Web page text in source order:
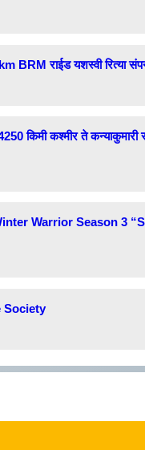
BRM राईड यशस्वी रित्या
किमी कश्मीर ते कन्याकुमारी
Warrior Season 3
Society